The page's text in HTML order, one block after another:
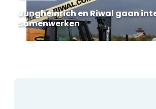
Jungheinrich en Riwal gaan
samenwerken